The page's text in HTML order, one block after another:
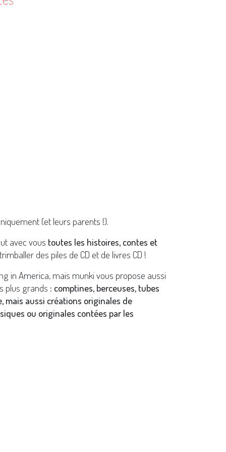
(et leurs parents !).
avec vous toutes les histoires, contes et
des piles de CD et de livres CD !
in America, mais munki vous propose aussi
plus grands : comptines, berceuses, tubes
mais aussi créations originales de
ou originales contées par les